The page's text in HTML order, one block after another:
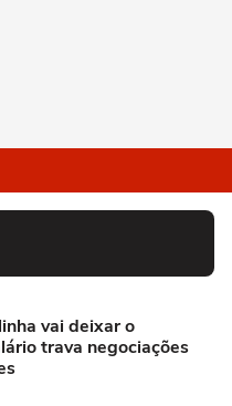
vai deixar o
trava negociações